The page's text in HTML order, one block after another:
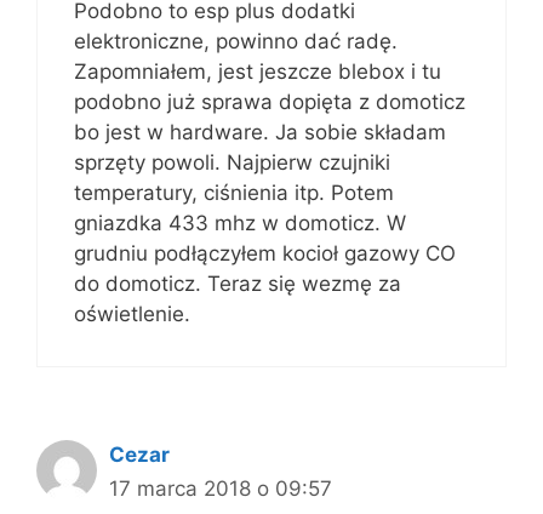
Podobno to esp plus dodatki
elektroniczne, powinno dać radę.
Zapomniałem, jest jeszcze blebox i tu
podobno już sprawa dopięta z domoticz
bo jest w hardware. Ja sobie składam
sprzęty powoli. Najpierw czujniki
temperatury, ciśnienia itp. Potem
gniazdka 433 mhz w domoticz. W
grudniu podłączyłem kocioł gazowy CO
do domoticz. Teraz się wezmę za
oświetlenie.
Cezar
17 marca 2018 o 09:57